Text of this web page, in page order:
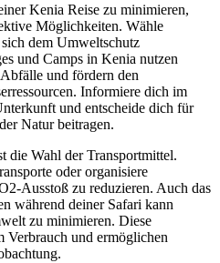
Kenia Reise zu minimieren,
Möglichkeiten. Wähle
dem Umweltschutz
und Camps in Kenia nutzen
und fördern den
Informiere dich im
und entscheide dich für
Natur beitragen.
die Wahl der Transportmittel.
oder organisiere
Ausstoß zu reduzieren. Auch das
während deiner Safari kann
zu minimieren. Diese
Verbrauch und ermöglichen